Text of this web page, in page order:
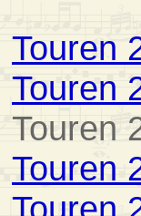
Touren
Touren
Touren
Touren